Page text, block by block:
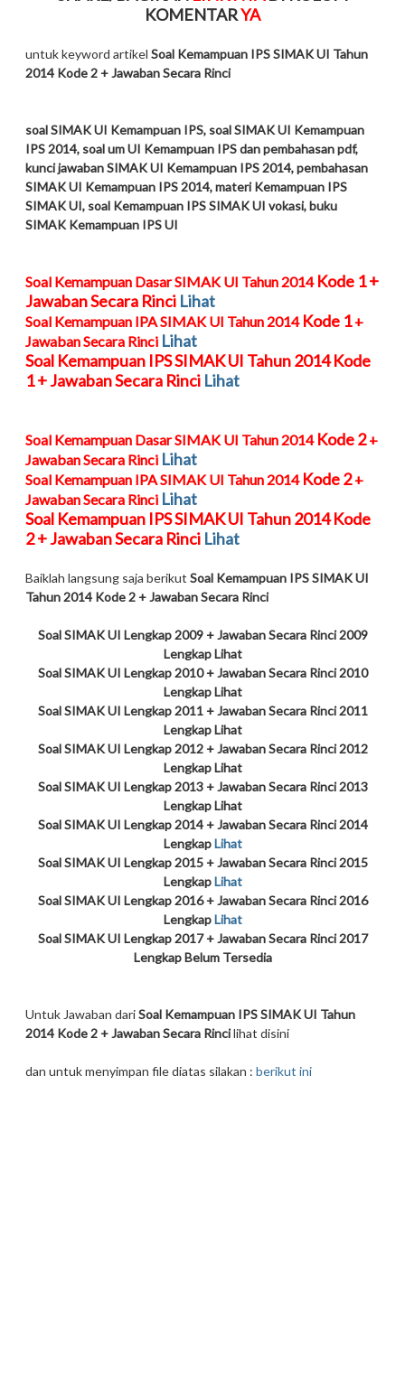
KOMENTARYA
untuk keyword artikel Soal Kemampuan IPS SIMAK UI Tahun
2014 Kode 2 + Jawaban Secara Rinci
soal SIMAK UI Kemampuan IPS, soal SIMAK UI Kemampuan
IPS 2014, soal um UI Kemampuan IPS dan pembahasan pdf,
kunci jawaban SIMAK UI Kemampuan IPS 2014, pembahasan
SIMAK UI Kemampuan IPS 2014, materi Kemampuan IPS
SIMAK UI, soal Kemampuan IPS SIMAK UI vokasi, buku
SIMAK Kemampuan IPS UI
Soal Kemampuan Dasar SIMAK UI Tahun 2014 Kode 1+
Jawaban Secara Rinci Lihat
Soal Kemampuan IPA SIMAK UI Tahun 2014 Kode 1+
Jawaban Secara Rinci Lihat
Soal Kemampuan IPS SIMAK UI Tahun 2014Kode
1+ Jawaban Secara Rinci Lihat
Soal Kemampuan Dasar SIMAK UI Tahun 2014 Kode 2+
Jawaban Secara Rinci Lihat
Soal Kemampuan IPA SIMAK UI Tahun 2014 Kode 2+
Jawaban Secara Rinci Lihat
Soal Kemampuan IPS SIMAK UI Tahun 2014Kode
2+ Jawaban Secara Rinci Lihat
Baiklah langsung saja berikut Soal Kemampuan IPS SIMAK UI
Tahun 2014 Kode 2 + Jawaban Secara Rinci
SoalSIMAK UI Lengkap 2009 + Jawaban Secara Rinci 2009
Lengkap Lihat
SoalSIMAK UI Lengkap 2010 + Jawaban Secara Rinci 2010
Lengkap Lihat
SoalSIMAK UI Lengkap 2011 + Jawaban Secara Rinci 2011
Lengkap Lihat
SoalSIMAK UI Lengkap 2012 + Jawaban Secara Rinci 2012
Lengkap Lihat
SoalSIMAK UI Lengkap 2013 + Jawaban Secara Rinci 2013
Lengkap Lihat
SoalSIMAK UI Lengkap 2014 + Jawaban Secara Rinci 2014
LengkapLihat
SoalSIMAK UI Lengkap 2015 + Jawaban Secara Rinci 2015
LengkapLihat
SoalSIMAK UI Lengkap 2016 + Jawaban Secara Rinci 2016
LengkapLihat
SoalSIMAK UI Lengkap 2017 + Jawaban Secara Rinci 2017
Lengkap Belum Tersedia
Untuk Jawaban dariSoal Kemampuan IPS SIMAK UI Tahun
2014 Kode 2 + Jawaban Secara Rincilihat disini
dan untuk menyimpan file diatas silakan : berikut ini